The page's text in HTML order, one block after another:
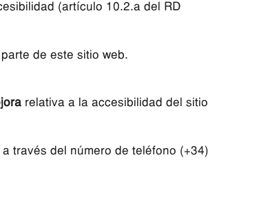
(artículo 10.2.a del RD
de este sitio web.
relativa a la accesibilidad del sitio
través del número de teléfono (+34)